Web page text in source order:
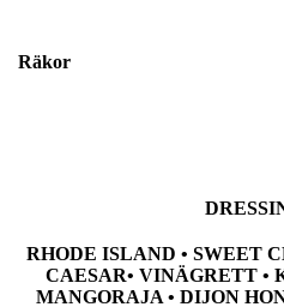
Räkor
RHODE ISLAND • SWEET
CAESAR• VINÄGRETT •
MANGORAJA • DIJON